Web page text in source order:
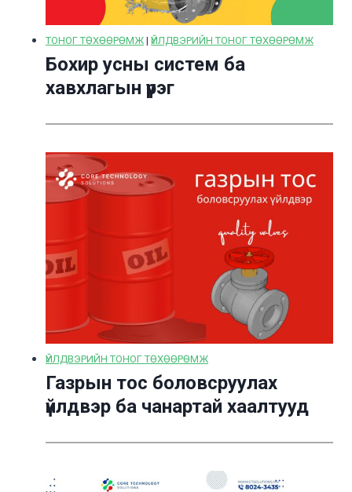
ТОНОГ ТӨХӨӨРӨМЖ | ҮЙЛДВЭРИЙН ТОНОГ ТӨХӨӨРӨМЖ
Бохир усны систем ба
хавхлагын үүрэг
ҮЙЛДВЭРИЙН ТОНОГ ТӨХӨӨРӨМЖ
Газрын тос боловсруулах
үйлдвэр ба чанартай хаалтууд